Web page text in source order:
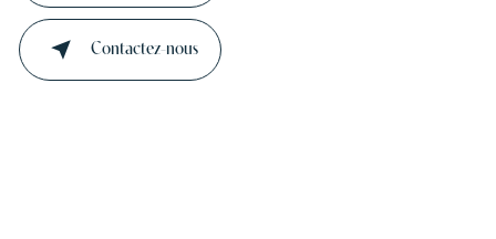
Contactez-nous